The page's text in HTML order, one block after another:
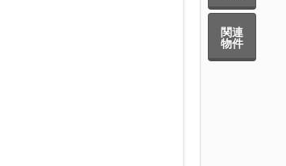
関連
物件